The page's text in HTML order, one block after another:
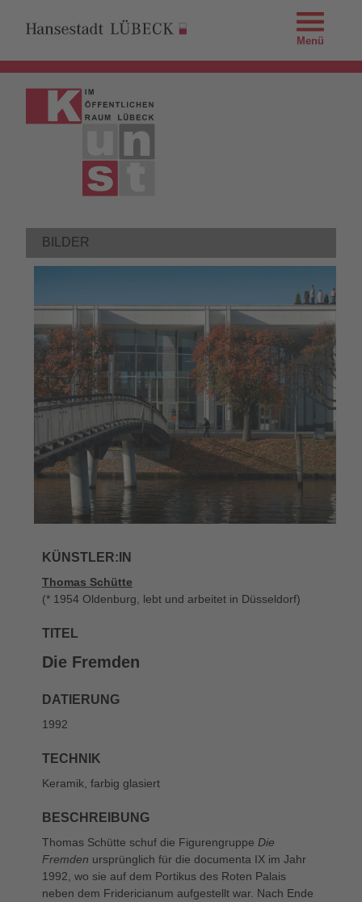
Menü
KÜNSTLER:IN
Thomas Schütte
(* 1954 Oldenburg, lebt und arbeitet in Düsseldorf)
TITEL
Die Fremden
DATIERUNG
1992
TECHNIK
Keramik, farbig glasiert
BESCHREIBUNG
Thomas Schütte schuf die Figurengruppe Die
Fremden ursprünglich für die documenta IX im Jahr
1992, wo sie auf dem Portikus des Roten Palais
neben dem Fridericianum aufgestellt war. Nach Ende
BILDER